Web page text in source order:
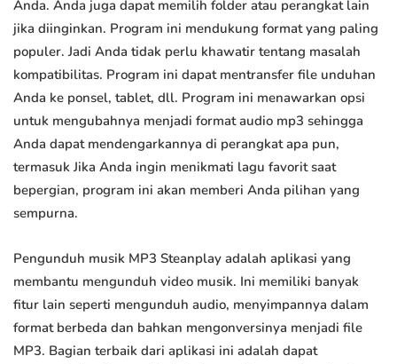
Anda. Anda juga dapat memilih folder atau perangkat lain
jika diinginkan. Program ini mendukung format yang paling
populer. Jadi Anda tidak perlu khawatir tentang masalah
kompatibilitas. Program ini dapat mentransfer file unduhan
Anda ke ponsel, tablet, dll. Program ini menawarkan opsi
untuk mengubahnya menjadi format audio mp3 sehingga
Anda dapat mendengarkannya di perangkat apa pun,
termasuk Jika Anda ingin menikmati lagu favorit saat
bepergian, program ini akan memberi Anda pilihan yang
sempurna.
Pengunduh musik MP3 Steanplay adalah aplikasi yang
membantu mengunduh video musik. Ini memiliki banyak
fitur lain seperti mengunduh audio, menyimpannya dalam
format berbeda dan bahkan mengonversinya menjadi file
MP3. Bagian terbaik dari aplikasi ini adalah dapat